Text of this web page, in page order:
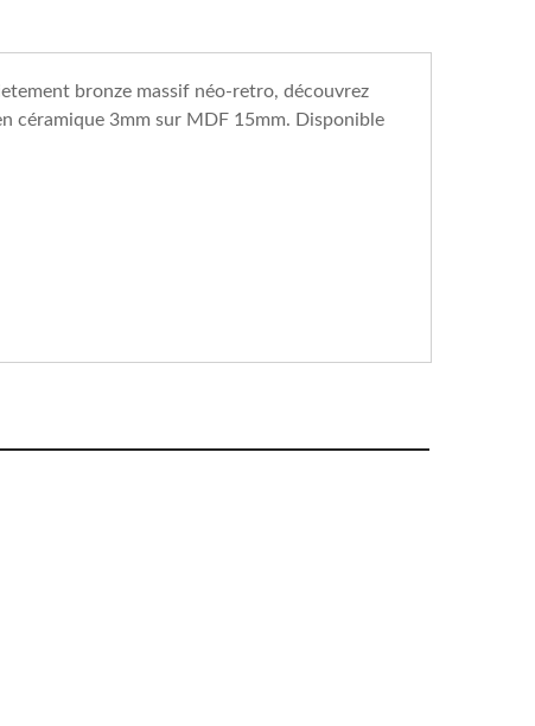
bronze massif néo-retro, découvrez
céramique 3mm sur MDF 15mm. Disponible